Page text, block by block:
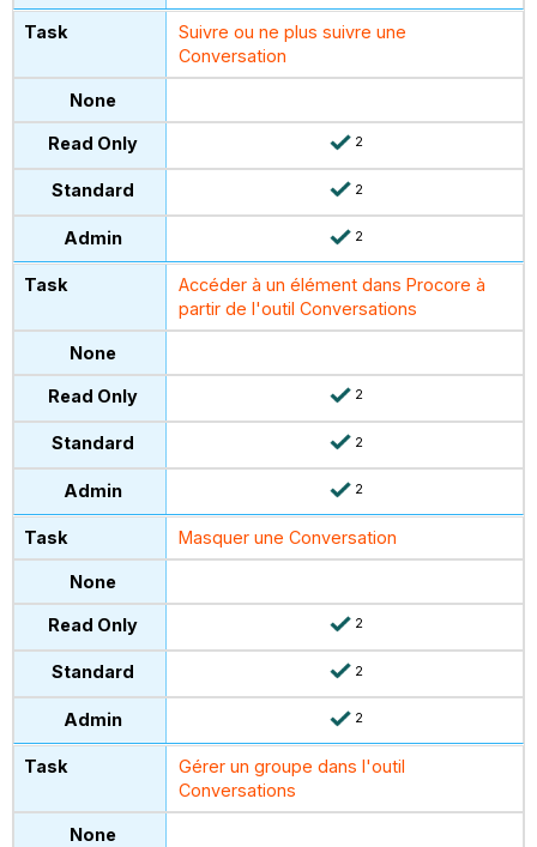
Suivre ou ne plus suivre une
Conversation
2
2
2
Accéder à un élément dans Procore à
partir de l'outil Conversations
2
2
2
Masquer une Conversation
2
2
2
Gérer un groupe dans l'outil
Conversations